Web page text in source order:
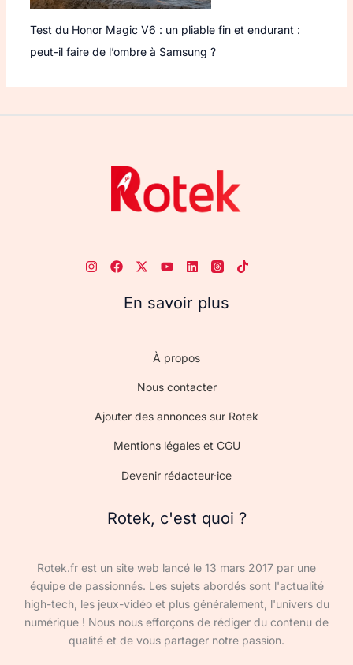
Test du Honor Magic V6 : un pliable fin et endurant :
peut-il faire de l’ombre à Samsung ?
En savoir plus
À propos
Nous contacter
Ajouter des annonces sur Rotek
Mentions légales et CGU
Devenir rédacteur·ice
Rotek, c'est quoi ?
Rotek.fr est un site web lancé le 13 mars 2017 par une
équipe de passionnés. Les sujets abordés sont l'actualité
high-tech, les jeux-vidéo et plus généralement, l'univers du
numérique ! Nous nous efforçons de rédiger du contenu de
qualité et de vous partager notre passion.